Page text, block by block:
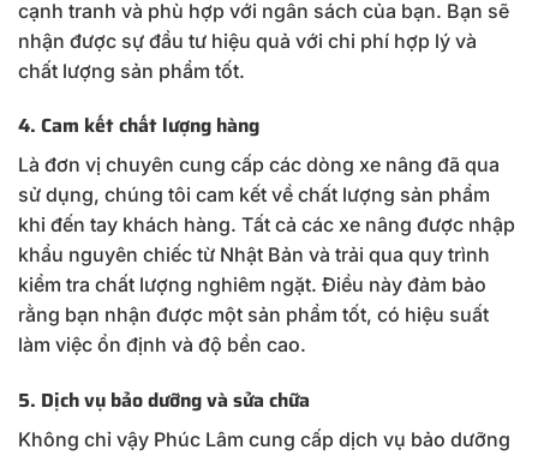
cạnh tranh và phù hợp với ngân sách của bạn. Bạn sẽ
nhận được sự đầu tư hiệu quả với chi phí hợp lý và
chất lượng sản phẩm tốt.
4. Cam kết chất lượng hàng
Là đơn vị chuyên cung cấp các dòng xe nâng đã qua
sử dụng, chúng tôi cam kết về chất lượng sản phẩm
khi đến tay khách hàng. Tất cả các xe nâng được nhập
khẩu nguyên chiếc từ Nhật Bản và trải qua quy trình
kiểm tra chất lượng nghiêm ngặt. Điều này đảm bảo
rằng bạn nhận được một sản phẩm tốt, có hiệu suất
làm việc ổn định và độ bền cao.
5. Dịch vụ bảo dưỡng và sửa chữa
Không chỉ vậy Phúc Lâm cung cấp dịch vụ bảo dưỡng